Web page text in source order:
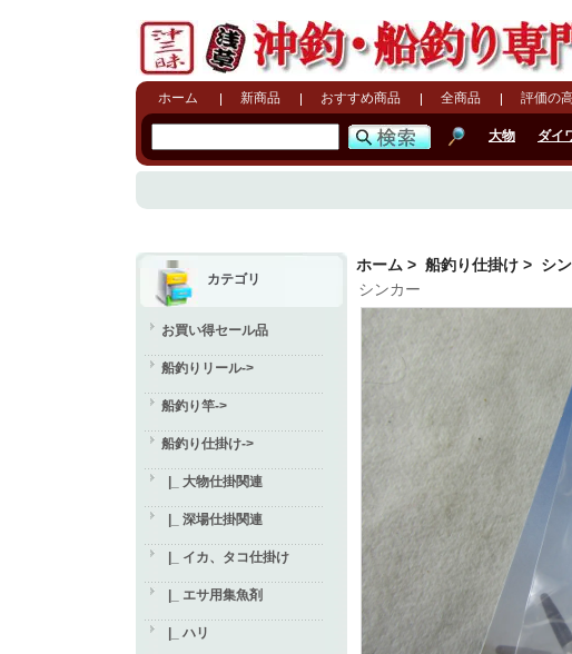
ホーム 新商品 おすすめ商品 全商品 評価の
大物 ダイ
カテゴリ
お買い得セール品
船釣りリール->
船釣り竿->
船釣り仕掛け->
|_ 大物仕掛関連
|_ 深場仕掛関連
|_ イカ、タコ仕掛け
|_ エサ用集魚剤
|_ ハリ
ホーム > 船釣り仕掛け > シ
シンカー